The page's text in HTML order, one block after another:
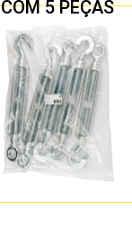
COM 5 PEÇAS